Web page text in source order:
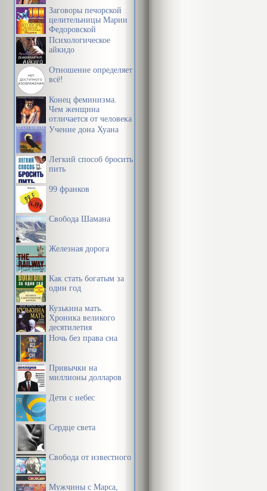
Заговоры печорской
целительницы Марии
Федоровской
Психологическое
айкидо
Отношение определяет
всё!
Конец феминизма.
Чем женщина
отличается от человека
Учение дона Хуана
Легкий способ бросить
пить
99 франков
Свобода Шамана
Железная дорога
Как стать богатым за
один год
Кузькина мать.
Хроника великого
десятилетия
Ночь без права сна
Привычки на
миллионы долларов
Дети с небес
Сердце света
Свобода от известного
Мужчины с Марса,